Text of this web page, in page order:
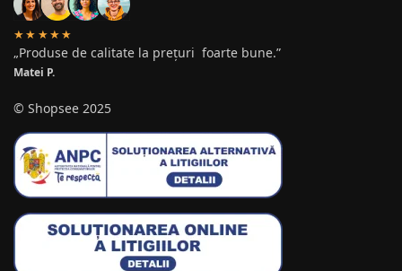
★★★★★
„Produse de calitate la prețuri foarte bune.”
Matei P.
© Shopsee 2025